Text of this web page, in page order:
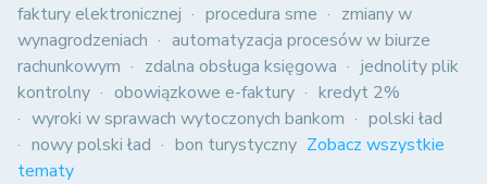
faktury elektronicznej
procedura sme
zmiany w
wynagrodzeniach
automatyzacja procesów w biurze
rachunkowym
zdalna obsługa księgowa
jednolity plik
kontrolny
obowiązkowe e-faktury
kredyt 2%
wyroki w sprawach wytoczonych bankom
polski ład
nowy polski ład
bon turystyczny Zobacz wszystkie
tematy